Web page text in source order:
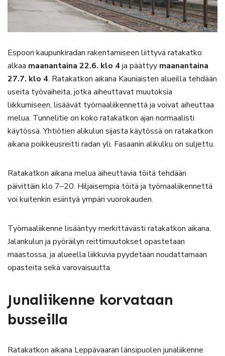
Espoon kaupunkiradan rakentamiseen liittyvä ratakatko
alkaa maanantaina 22.6. klo 4ja päättyy maanantaina
27.7. klo 4. Ratakatkon aikana Kauniaisten alueilla tehdään
useita työvaiheita, jotka aiheuttavat muutoksia
liikkumiseen, lisäävät työmaaliikennettä ja voivat aiheuttaa
melua. Tunnelitie on koko ratakatkon ajan normaalisti
käytössä. Yhtiötien alikulun sijasta käytössä on ratakatkon
aikana poikkeusreitti radan yli. Fasaanin alikulku on suljettu.
Ratakatkon aikana melua aiheuttavia töitä tehdään
päivittäin klo 7–20. Hiljaisempia töitä ja työmaaliikennettä
voi kuitenkin esiintyä ympäri vuorokauden.
Työmaaliikenne lisääntyy merkittävästi ratakatkon aikana.
Jalankulun ja pyöräilyn reittimuutokset opastetaan
maastossa, ja alueella liikkuvia pyydetään noudattamaan
opasteita sekä varovaisuutta.
Junaliikenne korvataan
busseilla
Ratakatkon aikana Leppävaaran länsipuolen junaliikenne